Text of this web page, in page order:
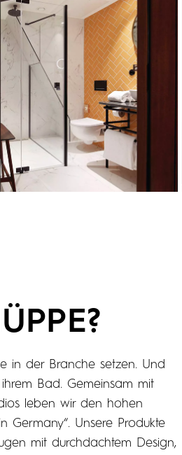
in der Branche setzen. Und
Bad. Gemeinsam mit
leben wir den hohen
Germany“. Unsere Produkte
mit durchdachtem Design,